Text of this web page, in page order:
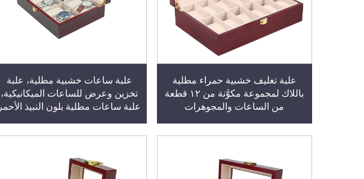
علبة تغليف خشبية حمراء مطلية
باللاك لمجموعة مكوَّنة من ١٢ قطعة
من الساعات والمجوهرات
علبة ساعات خشبية مطلية، علبة
تخزين وعرض للساعات الميكانيكية،
علبة ساعات مطلية بلون النبيذ الأحمر